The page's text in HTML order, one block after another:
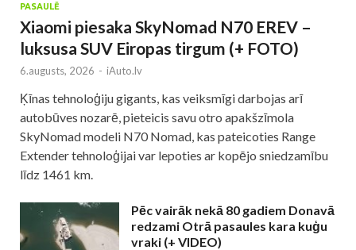
PASAULĒ
Xiaomi piesaka SkyNomad N70 EREV –
luksusa SUV Eiropas tirgum (+ FOTO)
6.augusts, 2026 - iAuto.lv
Ķīnas tehnoloģiju gigants, kas veiksmīgi darbojas arī
autobūves nozarē, pieteicis savu otro apakšzīmola
SkyNomad modeli N70 Nomad, kas pateicoties Range
Extender tehnoloģijai var lepoties ar kopējo sniedzamību
līdz 1461 km.
Pēc vairāk nekā 80 gadiem Donavā
redzami Otrā pasaules kara kuģu
vraki (+ VIDEO)